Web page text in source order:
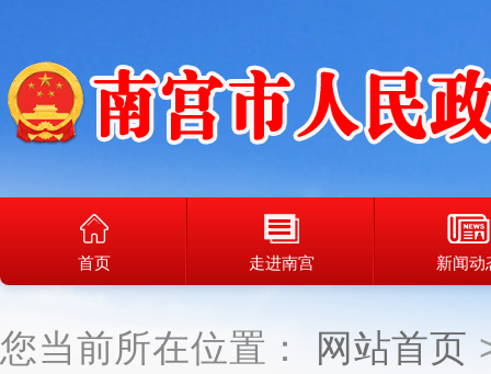
首页 走进南宫 新闻动
您当前所在位置：
网站首页